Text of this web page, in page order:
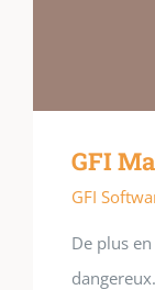
GFI
GFI
De plus